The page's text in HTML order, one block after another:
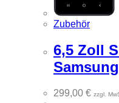
Zubehör
6,5 Zoll
Samsung
299,00 € zzgl.